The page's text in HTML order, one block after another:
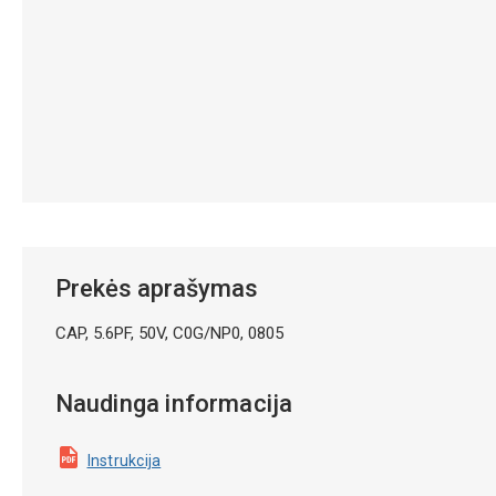
Prekės aprašymas
CAP, 5.6PF, 50V, C0G/NP0, 0805
Naudinga informacija
Instrukcija